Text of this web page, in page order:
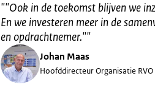
""Ook in de toekomst blijven we
En we investeren meer in de
en opdrachtnemer.""
Johan Maas
Hoofddirecteur Organisatie RVO